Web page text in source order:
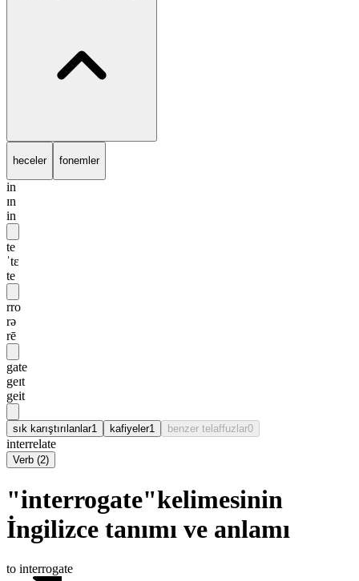
heceler fonemler
in
ɪn
in
te
ˈtɛ
te
rro
rə
rē
gate
geɪt
geit
sık karıştırılanlar1 kafiyeler1 benzer telaffuzlar0
interrelate
Verb (2)
"interrogate"kelimesinin
İngilizce tanımı ve anlamı
to interrogate